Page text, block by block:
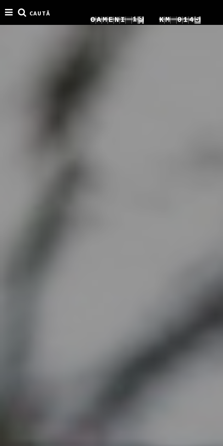
CAUTĂ
OAMENI
2
18 KM
0
12
1
8
90
9